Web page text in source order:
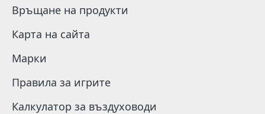
Връщане на продукти
Карта на сайта
Марки
Правила за игрите
Калкулатор за въздуховоди